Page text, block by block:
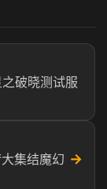
破晓测试服
集结魔幻 →